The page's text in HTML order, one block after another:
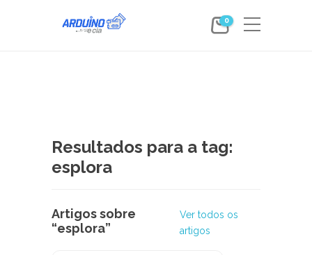
0
Resultados para a tag:
esplora
Artigos sobre
“esplora”
Ver todos os
artigos